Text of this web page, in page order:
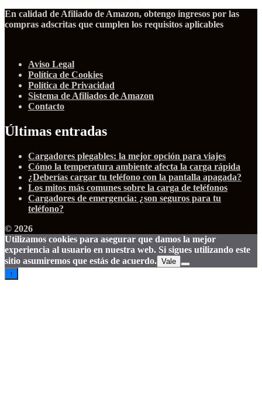
En calidad de Afiliado de Amazon, obtengo ingresos por las
compras adscritas que cumplen los requisitos aplicables
Aviso Legal
Política de Cookies
Política de Privacidad
Sistema de Afiliados de Amazon
Contacto
Últimas entradas
Cargadores plegables: la mejor opción para viajes
Cómo la temperatura ambiente afecta la carga rápida
¿Deberías cargar tu teléfono con la pantalla apagada?
Los mitos más comunes sobre la carga de teléfonos
Cargadores de emergencia: ¿son seguros para tu
teléfono?
© 2026
Utilizamos cookies para asegurar que damos la mejor
experiencia al usuario en nuestra web. Si sigues utilizando este
sitio asumiremos que estás de acuerdo. Vale
↑